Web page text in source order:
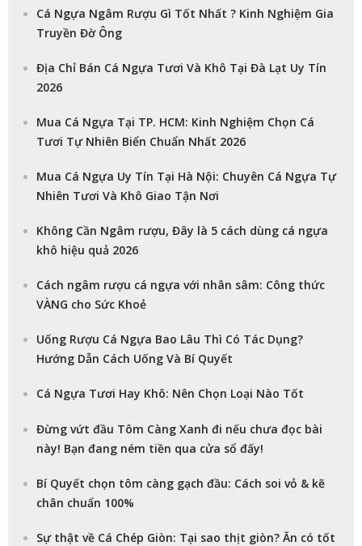
Cá Ngựa Ngâm Rượu Gì Tốt Nhất ? Kinh Nghiệm Gia
Truyền Đờ Ông
Địa Chỉ Bán Cá Ngựa Tươi Và Khô Tại Đà Lạt Uy Tín
2026
Mua Cá Ngựa Tại TP. HCM: Kinh Nghiệm Chọn Cá
Tươi Tự Nhiên Biển Chuẩn Nhất 2026
Mua Cá Ngựa Uy Tín Tại Hà Nội: Chuyên Cá Ngựa Tự
Nhiên Tươi Và Khô Giao Tận Nơi
Không Cần Ngâm rượu, Đây là 5 cách dùng cá ngựa
khô hiệu quả 2026
Cách ngâm rượu cá ngựa với nhân sâm: Công thức
VÀNG cho Sức Khoẻ
Uống Rượu Cá Ngựa Bao Lâu Thì Có Tác Dụng?
Hướng Dẫn Cách Uống Và Bí Quyết
Cá Ngựa Tươi Hay Khô: Nên Chọn Loại Nào Tốt
Đừng vứt đầu Tôm Càng Xanh đi nếu chưa đọc bài
này! Bạn đang ném tiền qua cửa sổ đấy!
Bí Quyết chọn tôm càng gạch đầu: Cách soi vỏ & kẽ
chân chuẩn 100%
Sự thật về Cá Chép Giòn: Tại sao thịt giòn? Ăn có tốt